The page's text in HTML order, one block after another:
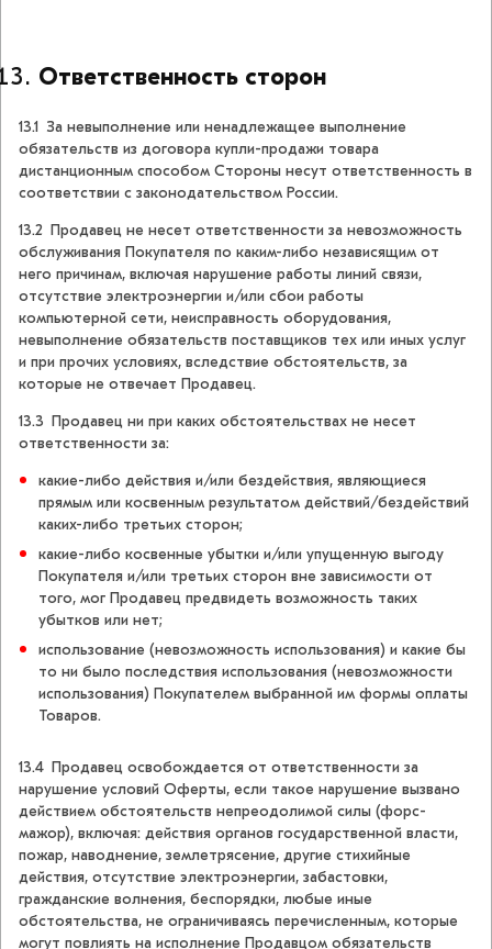
Ответственность сторон
13.1 За невыполнение или ненадлежащее выполнение
обязательств из договора купли-продажи товара
дистанционным способом Стороны несут ответственность в
соответствии с законодательством России.
13.2 Продавец не несет ответственности за невозможность
обслуживания Покупателя по каким-либо независящим от
него причинам, включая нарушение работы линий связи,
отсутствие электроэнергии и/или сбои работы
компьютерной сети, неисправность оборудования,
невыполнение обязательств поставщиков тех или иных услуг
и при прочих условиях, вследствие обстоятельств, за
которые не отвечает Продавец.
13.3 Продавец ни при каких обстоятельствах не несет
ответственности за:
какие-либо действия и/или бездействия, являющиеся
прямым или косвенным результатом действий/бездействий
каких-либо третьих сторон;
какие-либо косвенные убытки и/или упущенную выгоду
Покупателя и/или третьих сторон вне зависимости от
того, мог Продавец предвидеть возможность таких
убытков или нет;
использование (невозможность использования) и какие бы
то ни было последствия использования (невозможности
использования) Покупателем выбранной им формы оплаты
Товаров.
13.4 Продавец освобождается от ответственности за
нарушение условий Оферты, если такое нарушение вызвано
действием обстоятельств непреодолимой силы (форс-
мажор), включая: действия органов государственной власти,
пожар, наводнение, землетрясение, другие стихийные
действия, отсутствие электроэнергии, забастовки,
гражданские волнения, беспорядки, любые иные
обстоятельства, не ограничиваясь перечисленным, которые
могут повлиять на исполнение Продавцом обязательств